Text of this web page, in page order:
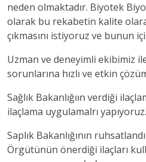
neden olmaktadır. Biyotek
olarak bu rekabetin kalite
çıkmasını istiyoruz ve bunun
Uzman ve deneyimli ekibimiz
sorunlarına hızlı ve etkin
Sağlık Bakanlığıın verdiği
ilaçlama uygulamalrı yapıyoruz.
Saplık Bakanlığının
Örgütünün önerdiği ilaçları